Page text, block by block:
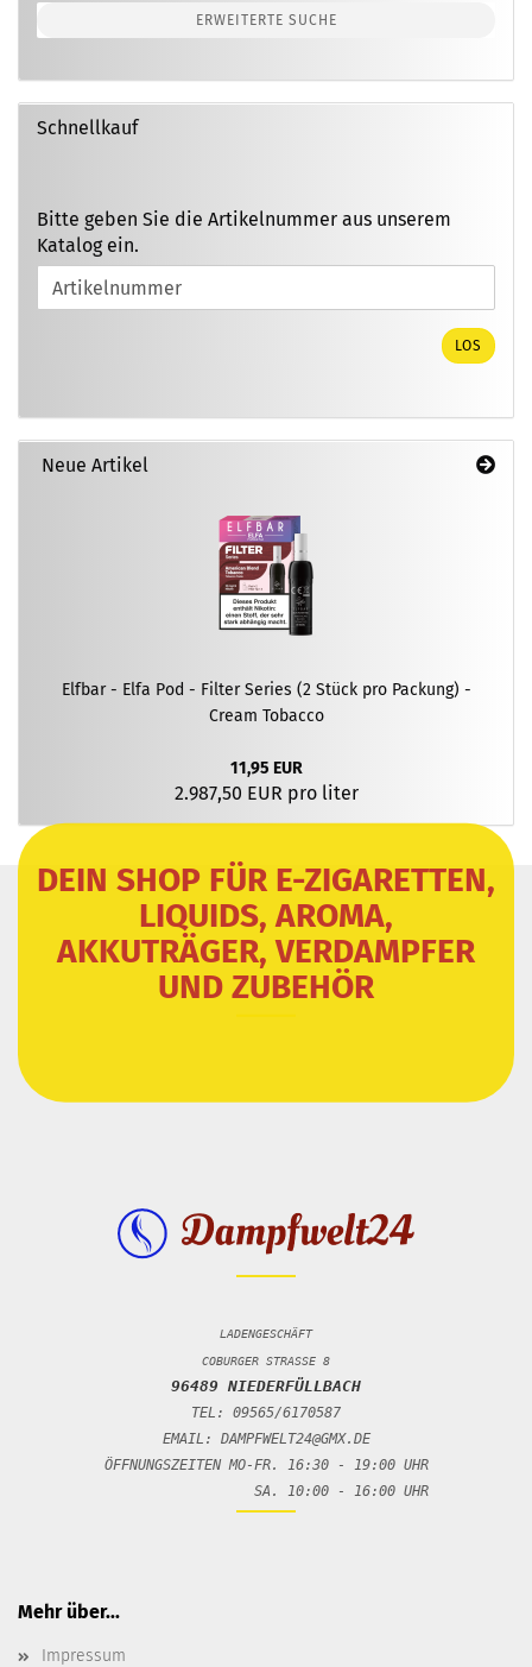
ERWEITERTE SUCHE
Schnellkauf
BITTE
GEBEN
SIE
DIE
Bitte geben Sie die Artikelnummer aus unserem
Katalog ein.
LOS
Neue Artikel
Elfbar - Elfa Pod - Filter Series (2 Stück pro Packung) -
Cream Tobacco
11,95 EUR
2.987,50 EUR pro liter
DEIN SHOP FÜR E-ZIGARETTEN,
LIQUIDS, AROMA,
AKKUTRÄGER, VERDAMPFER
UND ZUBEHÖR
LADENGESCHÄFT
COBURGER STRASSE 8
96489 NIEDERFÜLLBACH
TEL: 09565/6170587
EMAIL: DAMPFWELT24@GMX.DE
ÖFFNUNGSZEITEN MO-FR. 16:30 - 19:00 UHR
SA. 10:00 - 16:00 UHR
Mehr über...
Impressum